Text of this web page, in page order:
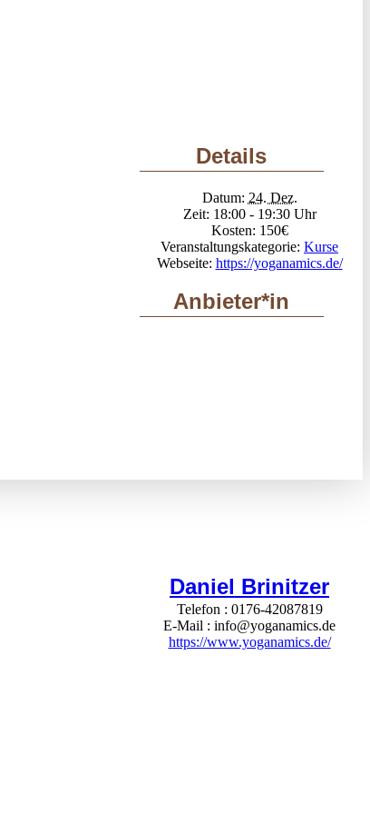
Details
Datum: 24. Dez.
Zeit: 18:00 - 19:30
Kosten: 150€
Veranstaltungskategorie: Kurse
Webseite: https://yoganamics.de/
Anbieter*in
Daniel Brinitzer
Telefon
0176-42087819
E-Mail
info@yoganamics.de
https://www.yoganamics.de/